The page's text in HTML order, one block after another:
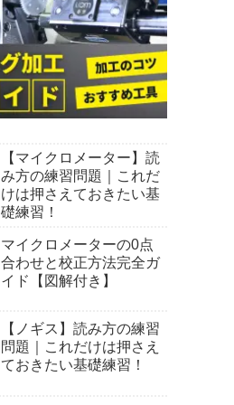
【マイクロメーター】読
み方の練習問題｜これだ
けは押さえておきたい基
礎練習！
マイクロメーターの0点
合わせと校正方法完全ガ
イド【図解付き】
【ノギス】読み方の練習
問題｜これだけは押さえ
ておきたい基礎練習！